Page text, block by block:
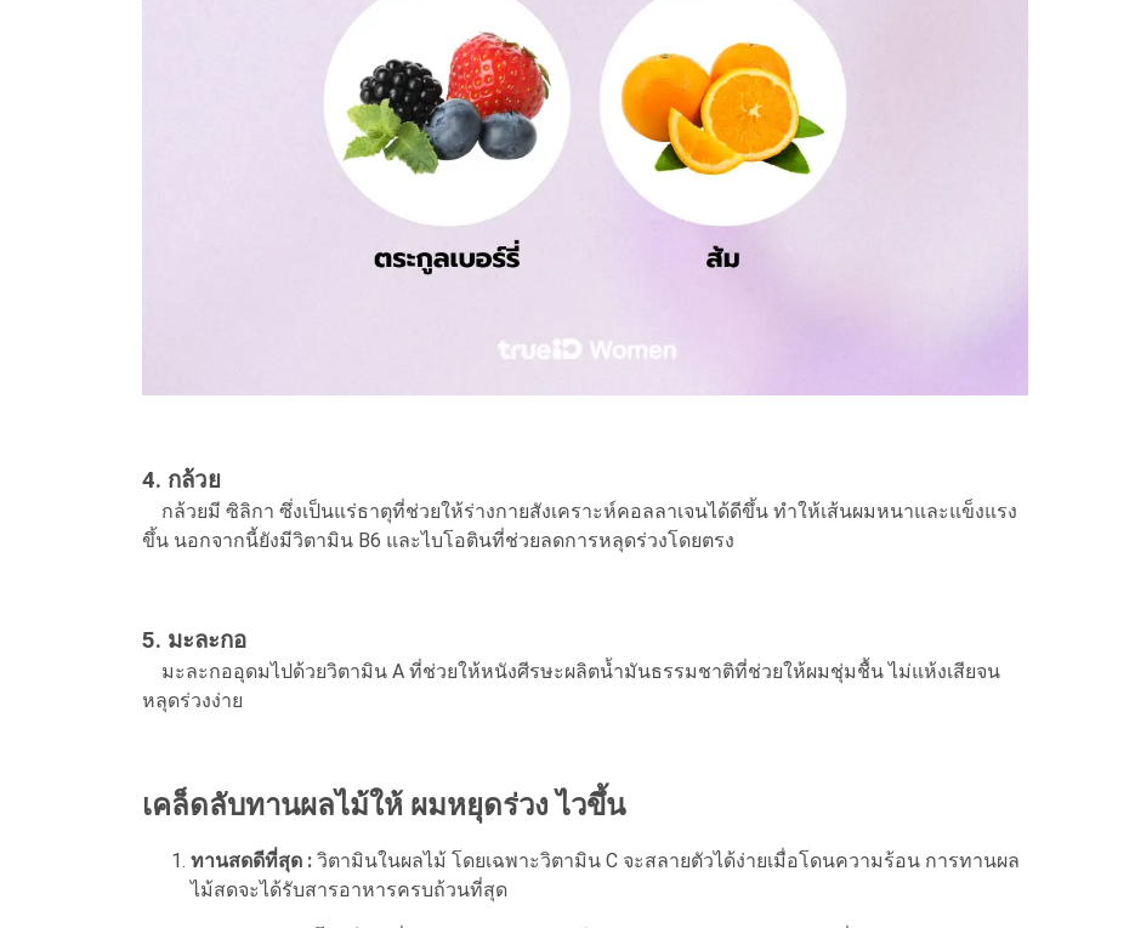
4. กล้วย
กล้วยมี ซิลิกา ซึ่งเป็นแร่ธาตุที่ช่วยให้ร่างกายสังเคราะห์คอลลาเจนได้ดีขึ้น ทำให้เส้นผมหนาและแข็งแรง
ขึ้น นอกจากนี้ยังมีวิตามิน B6 และไบโอตินที่ช่วยลดการหลุดร่วงโดยตรง
5. มะละกอ
มะละกออุดมไปด้วยวิตามิน A ที่ช่วยให้หนังศีรษะผลิตน้ำมันธรรมชาติที่ช่วยให้ผมชุ่มชื้น ไม่แห้งเสียจน
หลุดร่วงง่าย
เคล็ดลับทานผลไม้ให้ ผมหยุดร่วง ไวขึ้น
ทานสดดีที่สุด : วิตามินในผลไม้ โดยเฉพาะวิตามิน C จะสลายตัวได้ง่ายเมื่อโดนความร้อน การทานผล
ไม้สดจะได้รับสารอาหารครบถ้วนที่สุด